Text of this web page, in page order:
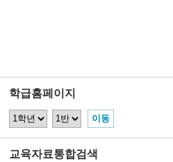
학급홈페이지
교육자료통합검색